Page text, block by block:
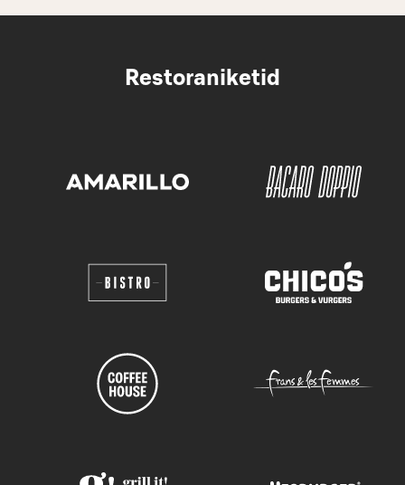
Restoraniketid